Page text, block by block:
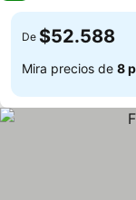
De $52.588
Mira precios de 8